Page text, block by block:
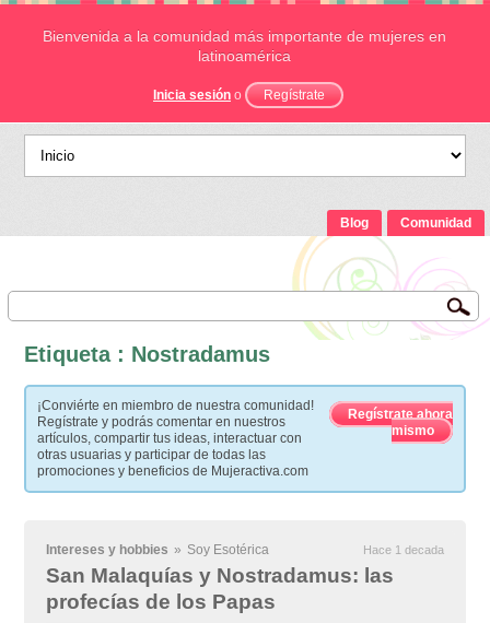
Bienvenida a la comunidad más importante de mujeres en
latinoamérica
Inicia sesión o Regístrate
Blog Comunidad
Etiqueta : Nostradamus
¡Conviérte en miembro de nuestra comunidad!
Regístrate y podrás comentar en nuestros
artículos, compartir tus ideas, interactuar con
otras usuarias y participar de todas las
promociones y beneficios de Mujeractiva.com
Regístrate ahora
mismo
Intereses y hobbies » Soy Esotérica Hace 1 decada
San Malaquías y Nostradamus: las
profecías de los Papas